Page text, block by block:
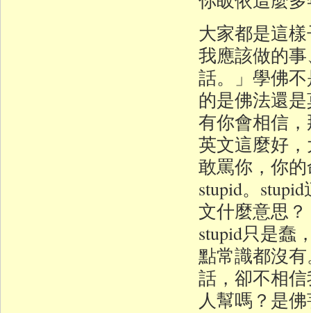
大家都是這
我應該做的
話。」學佛
的是佛法還
有你會相信
英文這麼好
敢罵你，你
stupid。
文什麼意思
stupid只是蠢
點常識都沒
話，卻不相
人幫嗎？是